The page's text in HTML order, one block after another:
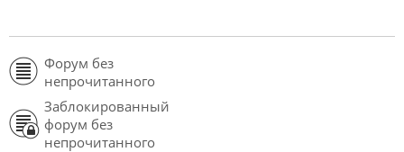
Форум без
непрочитанного
Заблокированный
форум без
непрочитанного